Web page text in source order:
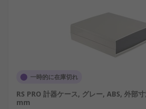
一時的に在庫切れ
RS PRO 計器ケース, グレー, ABS, 外部
mm